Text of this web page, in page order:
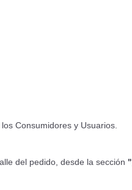
Consumidores y Usuarios.
del pedido, desde la sección "